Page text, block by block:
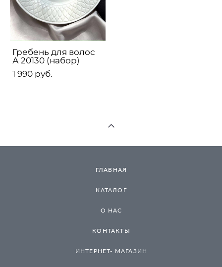
Гребень для волос
А 20130 (набор)
1 990 pуб.
ГЛАВНАЯ
КАТАЛОГ
О НАС
КОНТАКТЫ
ИНТЕРНЕТ- МАГАЗИН